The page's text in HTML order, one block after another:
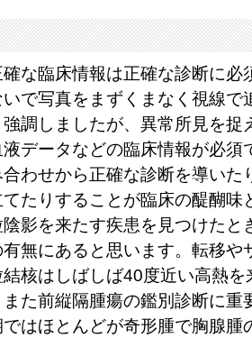
な臨床情報は正確な診断に必
で写真をまずくまなく視線で
調しましたが、異常所見を捉
データなどの臨床情報が必須
わせから正確な診断を導いた
たりすることが臨床の醍醐味
影を来たす疾患を見つけたと
無にあると思います。転移や
核はしばしば40度近い高熱を
た前縦隔腫瘍の鑑別診断に重
はほとんどが奇形腫で胸腺腫